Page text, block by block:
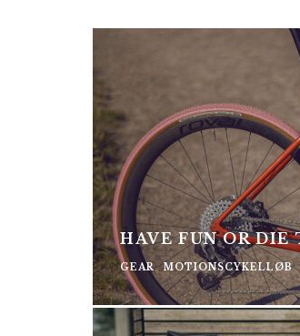
HAVE FUN OR DIE
GEAR MOTIONSCYKELLØB